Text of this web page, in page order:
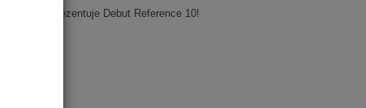
Pro-Ject prezentuje Debut Reference 10!